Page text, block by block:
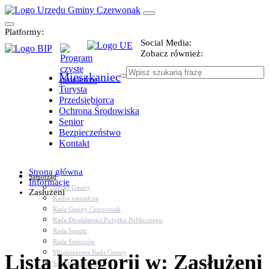
Platformy:
Social Media:
Zobacz również:
Mieszkaniec
Turysta
Przedsiębiorca
Ochrona Środowiska
Senior
Bezpieczeństwo
Kontakt
Samorząd
Urząd Gminy
Kadra zarządcza
Rada Gminy Czerwonak
Rada Działalności Pożytku Publicznego
Rada Sportu
Rada Seniorów
Młodzieżowa Rada Gminy
Sołectwa i osiedla
Strona główna
Informacje
Zasłużeni
Lista kategorii w: Zasłużeni